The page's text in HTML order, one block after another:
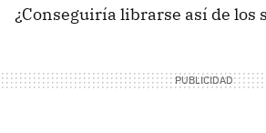
¿Conseguiría librarse así de los